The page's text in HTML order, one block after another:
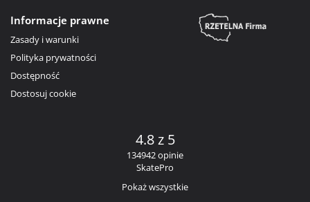
Informacje prawne
Zasady i warunki
Polityka prywatności
Dostępność
Dostosuj cookie
4.8 z 5
134942 opinie
SkatePro
Pokaż wszystkie